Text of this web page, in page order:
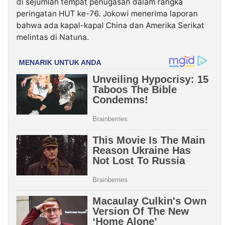
di sejumlah tempat penugasan dalam rangka
peringatan HUT ke-76. Jokowi menerima laporan
bahwa ada kapal-kapal China dan Amerika Serikat
melintas di Natuna.